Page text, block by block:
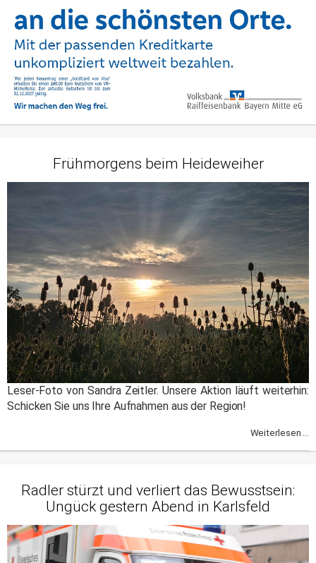
Frühmorgens beim Heideweiher
Leser-Foto von Sandra Zeitler. Unsere Aktion läuft weiterhin:
Schicken Sie uns Ihre Aufnahmen aus der Region!
Weiterlesen ...
Radler stürzt und verliert das Bewusstsein:
Ungück gestern Abend in Karlsfeld